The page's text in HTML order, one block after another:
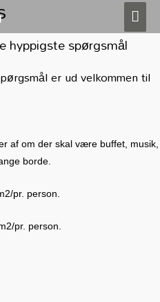
hyppigste spørgsmål
er ud velkommen til
af om der skal være buffet, musik,
borde.
pr. person.
pr. person.